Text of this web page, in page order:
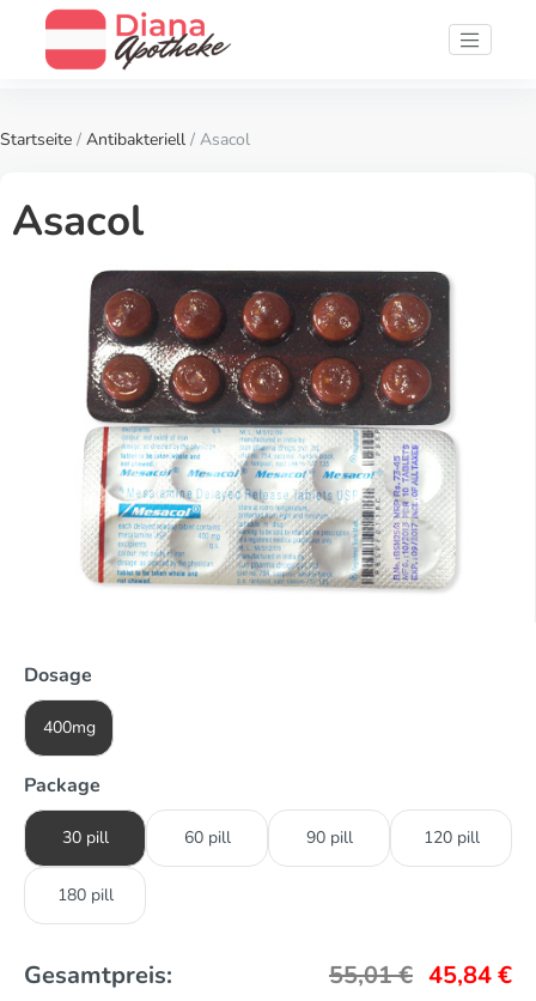
Startseite / Antibakteriell / Asacol
Asacol
Dosage
400mg
Package
30 pill 60 pill 90 pill 120 pill
180 pill
Gesamtpreis: 55,01€ 45,84€